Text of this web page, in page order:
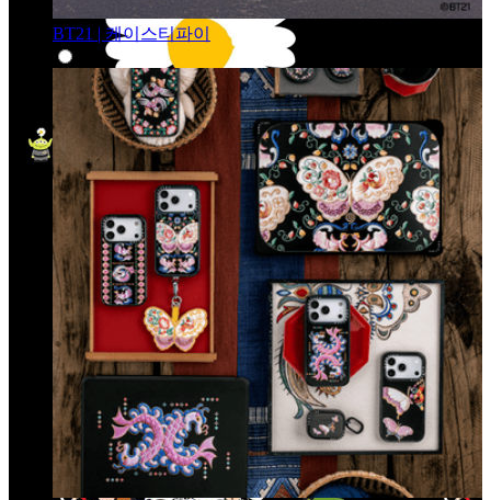
BT21 | 케이스티파이